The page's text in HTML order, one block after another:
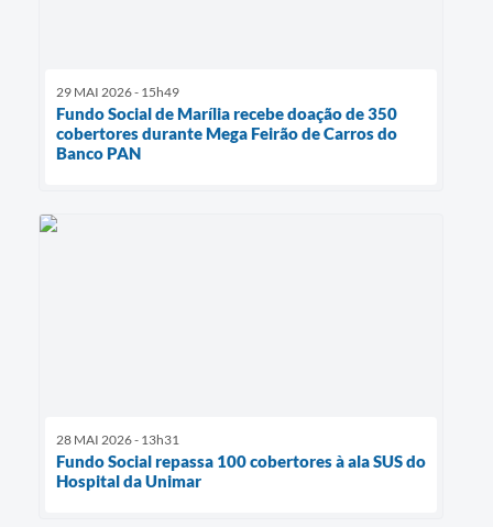
29 MAI 2026 - 15h49
Fundo Social de Marília recebe doação de 350
cobertores durante Mega Feirão de Carros do
Banco PAN
28 MAI 2026 - 13h31
Fundo Social repassa 100 cobertores à ala SUS do
Hospital da Unimar